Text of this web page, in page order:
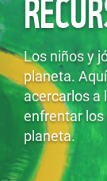
Los niños y
planeta.
acercarlos a
enfrentar
planeta.